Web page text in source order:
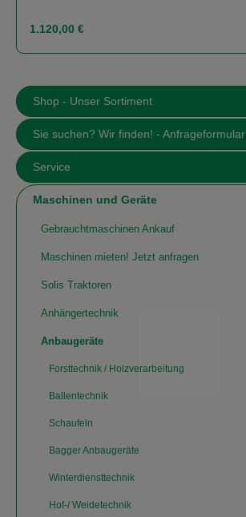
Shop - Unser Sortiment
Sie suchen? Wir finden! - Anfrageformular
Service
Maschinen und Geräte
Gebrauchtmaschinen Ankauf
Maschinen mieten! Jetzt anfragen
Solis Traktoren
Anhängertechnik
Anbaugeräte
Forsttechnik / Holzverarbeitung
Ballentechnik
Schaufeln
Bagger Anbaugeräte
Winterdiensttechnik
Hof-/ Weidetechnik
Regulärer Preis:
1.120,00 €